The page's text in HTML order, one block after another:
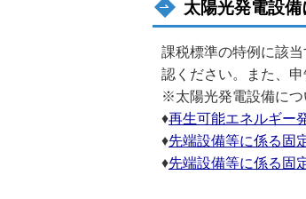
太陽光発電設
課税標準の特例に該
認ください。また、
※太陽光発電設備につ
♦再生可能エネルギー
♦先端設備等に係る固
♦先端設備等に係る固